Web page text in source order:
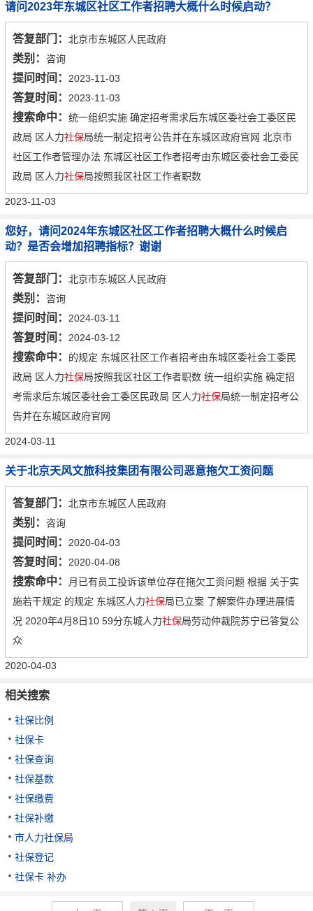
请问2023年东城区社区工作者招聘大概什么时候启动？
答复部门： 北京市东城区人民政府
类别： 咨询
提问时间： 2023-11-03
答复时间： 2023-11-03
搜索命中： 统一组织实施 确定招考需求后东城区委社会工委区民
政局 区人力社保局统一制定招考公告并在东城区政府官网 北京市
社区工作者管理办法 东城区社区工作者招考由东城区委社会工委民
政局 区人力社保局按照我区社区工作者职数
2023-11-03
您好，请问2024年东城区社区工作者招聘大概什么时候启
动？是否会增加招聘指标？谢谢
答复部门： 北京市东城区人民政府
类别： 咨询
提问时间： 2024-03-11
答复时间： 2024-03-12
搜索命中： 的规定 东城区社区工作者招考由东城区委社会工委民
政局 区人力社保局按照我区社区工作者职数 统一组织实施 确定招
考需求后东城区委社会工委区民政局 区人力社保局统一制定招考公
告并在东城区政府官网
2024-03-11
关于北京天风文旅科技集团有限公司恶意拖欠工资问题
答复部门： 北京市东城区人民政府
类别： 咨询
提问时间： 2020-04-03
答复时间： 2020-04-08
搜索命中： 月已有员工投诉该单位存在拖欠工资问题 根据 关于实
施若干规定 的规定 东城区人力社保局已立案 了解案件办理进展情
况 2020年4月8日10 59分东城人力社保局劳动仲裁院苏宁已答复公
众
2020-04-03
相关搜索
社保比例
社保卡
社保查询
社保基数
社保缴费
社保补缴
市人力社保局
社保登记
社保卡 补办